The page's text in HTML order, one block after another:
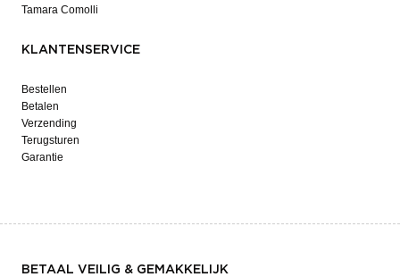
Tamara Comolli
KLANTENSERVICE
Bestellen
Betalen
Verzending
Terugsturen
Garantie
BETAAL VEILIG & GEMAKKELIJK